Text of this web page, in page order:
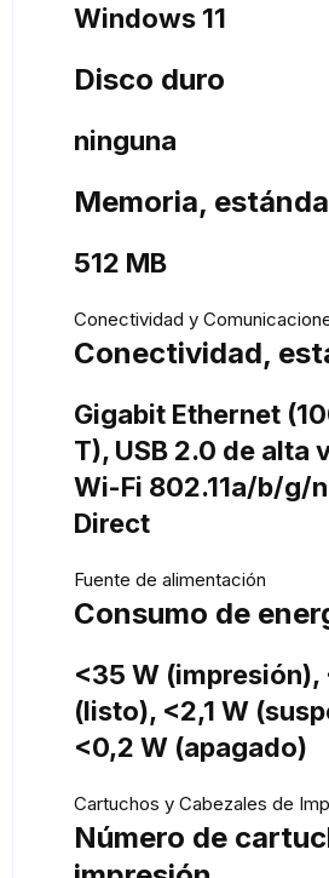
Windows 11
Disco duro
ninguna
Memoria,
512 MB
Conectividad y
Conectividad,
Gigabit Ethernet
T), USB 2.0 de alta
Wi-Fi 802.11a/b/g/
Direct
Fuente de alimentación
Consumo de
<35 W (impresión),
(listo), <2,1 W
<0,2 W (apagado)
Cartuchos y Cabezales de
Número de